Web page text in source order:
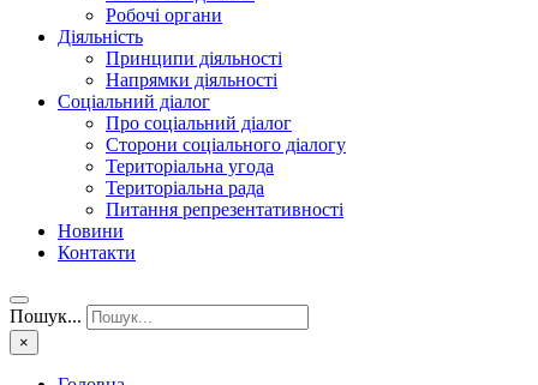
Робочі органи
Діяльність
Принципи діяльності
Напрямки діяльності
Соціальний діалог
Про соціальний діалог
Сторони соціального діалогу
Територіальна угода
Територіальна рада
Питання репрезентативності
Новини
Контакти
Пошук...
×